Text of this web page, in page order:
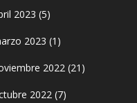
2023 (5)
2023 (1)
2022 (21)
2022 (7)